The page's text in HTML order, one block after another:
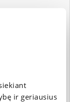
ir geriausius